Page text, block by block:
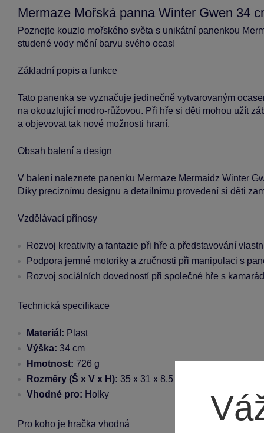
Mermaze Mořská panna Winter Gwen 34
Poznejte kouzlo mořského světa s unikátní panenkou
studené vody mění barvu svého ocas!
Základní popis a funkce
Tato panenka se vyznačuje jedinečně vytvarovaným
na okouzlující modro-růžovou. Při hře si děti mohou užít
a objevovat tak nové možnosti hraní.
Obsah balení a design
V balení naleznete panenku Mermaze Mermaidz Winter
Díky preciznímu designu a detailnímu provedení si děti
Vzdělávací přínosy
Rozvoj kreativity a fantazie při hře a představování
Podpora jemné motoriky a zručnosti při manipulaci s
Rozvoj sociálních dovedností při společné hře s
Technická specifikace
Materiál: Plast
Výška: 34 cm
Hmotnost: 726 g
Rozměry (Š x V x H): 35 x 31 x 8.5 cm
Vhodné pro: Holky
Pro koho je hračka vhodná